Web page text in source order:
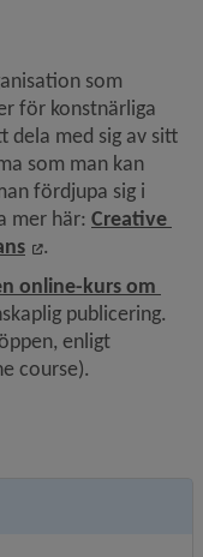
öppnas i
som
för konstnärliga
dela med sig av sitt
som man kan
fördjupa sig i
mer här: Creative
Länk till annan
.
online-kurs om
annan webbplats,
publicering.
enligt
course).